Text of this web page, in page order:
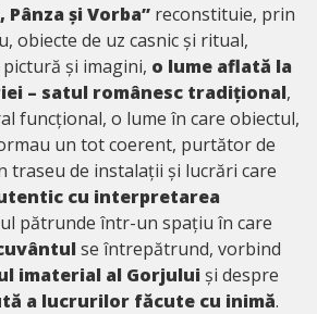
Pânza și Vorba” reconstituie, prin
obiecte de uz casnic și ritual,
și imagini, o lume aflată la
– satul românesc tradițional,
funcțional, o lume în care obiectul,
un tot coerent, purtător de
traseu de instalații și lucrări care
cu interpretarea
pătrunde într-un spațiu în care
se întrepătrund, vorbind
imaterial al Gorjului și despre
a lucrurilor făcute cu inimă.